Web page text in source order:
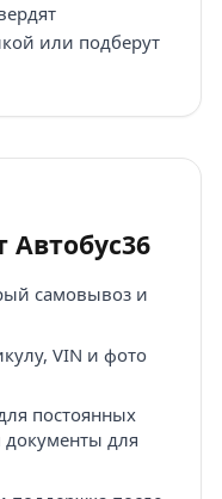
или подберут
самовывоз и
VIN и фото
постоянных
документы для